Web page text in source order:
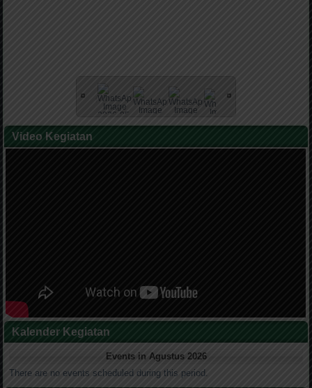
Video Kegiatan
Kalender Kegiatan
Events in Agustus 2026
There are no events scheduled during this period.